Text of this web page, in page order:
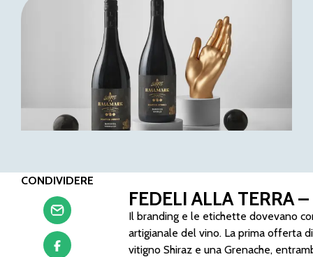
CONDIVIDERE
FEDELI ALLA TERRA
Il branding e le etichette dovevano
artigianale del vino. La prima offerta
vitigno Shiraz e una Grenache,